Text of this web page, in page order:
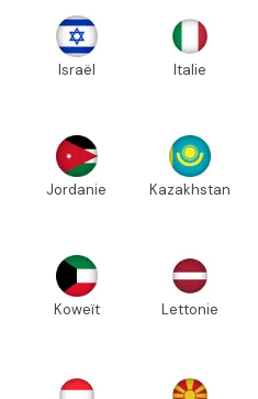
Israël Italie
Jordanie Kazakhstan
Koweït Lettonie